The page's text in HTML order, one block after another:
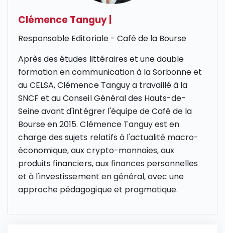
Clémence Tanguy
Responsable Editoriale - Café de la Bourse
Après des études littéraires et une double
formation en communication à la Sorbonne et
au CELSA, Clémence Tanguy a travaillé à la
SNCF et au Conseil Général des Hauts-de-
Seine avant d'intégrer l'équipe de Café de la
Bourse en 2015. Clémence Tanguy est en
charge des sujets relatifs à l'actualité macro-
économique, aux crypto-monnaies, aux
produits financiers, aux finances personnelles
et à l'investissement en général, avec une
approche pédagogique et pragmatique.